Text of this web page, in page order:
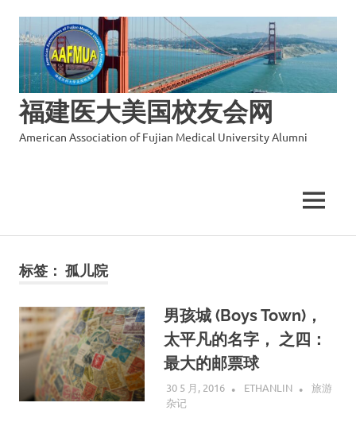
content
福建医大美国校友会网
American Association of Fujian Medical University Alumni
MENU
标签： 孤儿院
男孩城 (Boys Town)，
太平凡的名字， 之四：
最大的邮票球
30 5 月, 2016 ETHANLIN
旅游
杂记